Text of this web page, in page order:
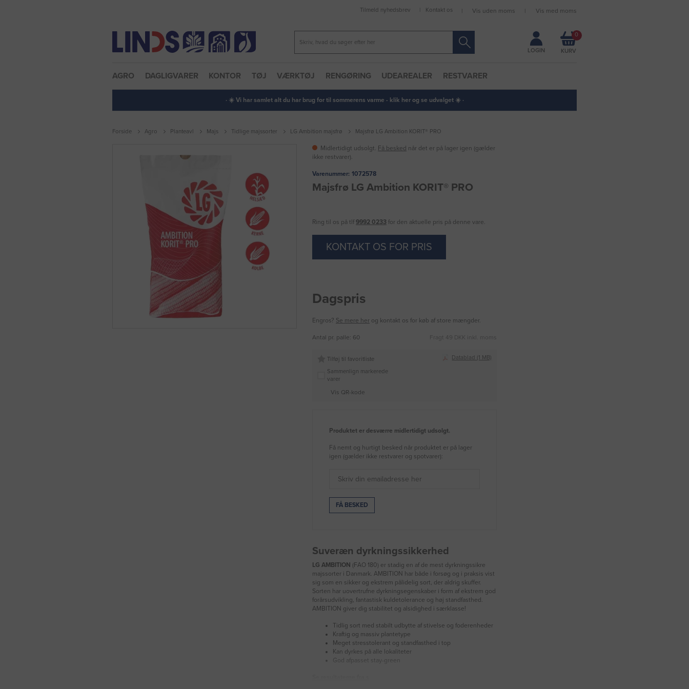
Forbliv logget ind
Tilmeld nyhedsbrev Kontakt os Vis uden moms Vis med moms
LOGIN
0
AGRO DAGLIGVARER KONTOR TØJ VÆRKTØJ RENGØRING UDEAREALER RESTVARER
· ☀️ Vi har samlet alt du har brug for til sommerens varme - klik her og se udvalget ☀️ ·
Forside Agro Planteavl Majs Tidlige majssorter LG Ambition majsfrø Majsfrø LG Ambition KORIT® PRO
Midlertidigt udsolgt. Få besked når det er på lager igen (gælder
ikke restvarer).
Varenummer: 1072578
Majsfrø LG Ambition KORIT® PRO
Ring til os på tlf 9992 0233 for den aktuelle pris på denne vare.
KONTAKT OS FOR PRIS
Dagspris
Engros? Se mere her og kontakt os for køb af store mængder.
Antal pr. palle: 60 Fragt 49 DKK inkl. moms
Tilføj til favoritliste
Sammenlign markerede
varer
Vis QR-kode
Datablad (1 MB)
Produktet er desværre midlertidigt udsolgt.
Få nemt og hurtigt besked når produktet er på lager
igen (gælder ikke restvarer og spotvarer):
Suveræn dyrkningssikkerhed
LG AMBITION (FAO 180) er stadig en af de mest dyrkningssikre
majssorter i Danmark. AMBITION har både i forsøg og i praksis vist
sig som en sikker og ekstrem pålidelig sort, der aldrig skuffer.
Sorten har uovertrufne dyrkningsegenskaber i form af ekstrem god
forårsudvikling, fantastisk kuldetolerance og høj standfasthed.
AMBITION giver dig stabilitet og alsidighed i særklasse!
Tidlig sort med stabilt udbytte af stivelse og foderenheder
Kraftig og massiv plantetype
Meget stresstolerant og standfasthed i top
Kan dyrkes på alle lokaliteter
God afpasset stay-green